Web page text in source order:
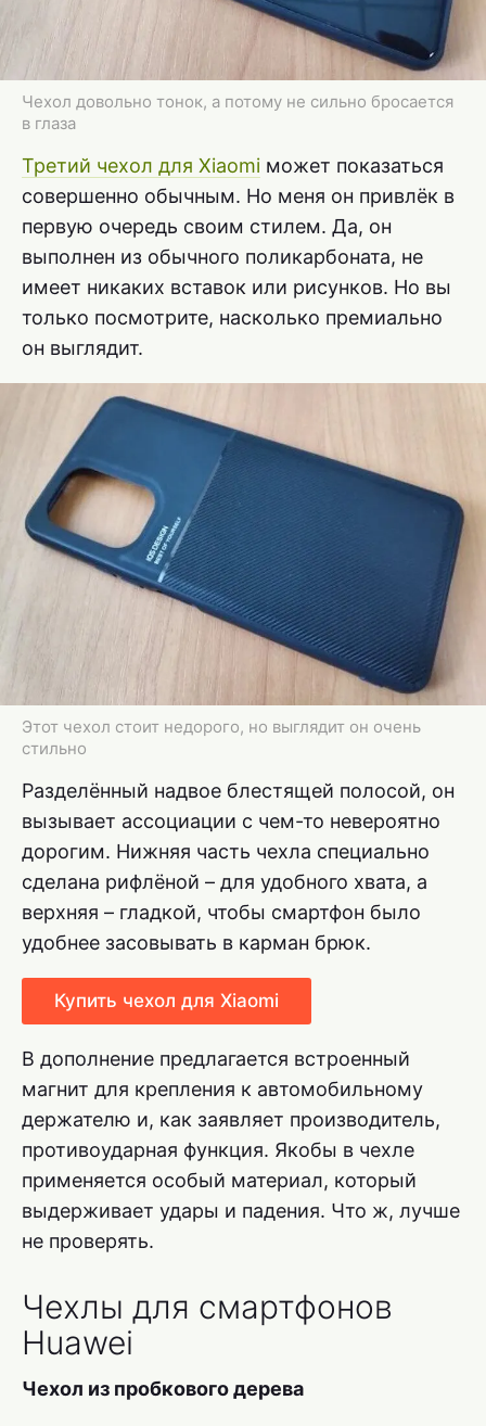
Чехол довольно тонок, а потому не сильно бросается
в глаза
Третий чехол для Xiaomi может показаться
совершенно обычным. Но меня он привлёк в
первую очередь своим стилем. Да, он
выполнен из обычного поликарбоната, не
имеет никаких вставок или рисунков. Но вы
только посмотрите, насколько премиально
он выглядит.
Этот чехол стоит недорого, но выглядит он очень
стильно
Разделённый надвое блестящей полосой, он
вызывает ассоциации с чем-то невероятно
дорогим. Нижняя часть чехла специально
сделана рифлёной – для удобного хвата, а
верхняя – гладкой, чтобы смартфон было
удобнее засовывать в карман брюк.
Купить чехол для Xiaomi
В дополнение предлагается встроенный
магнит для крепления к автомобильному
держателю и, как заявляет производитель,
противоударная функция. Якобы в чехле
применяется особый материал, который
выдерживает удары и падения. Что ж, лучше
не проверять.
Чехлы для смартфонов
Huawei
Чехол из пробкового дерева